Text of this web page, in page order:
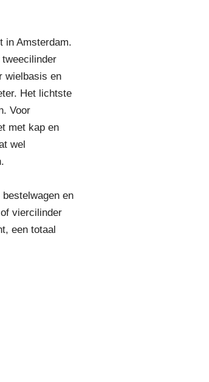
in Amsterdam.
wielbasis en
Het lichtste
Voor
met kap en
wel
en
viercilinder
een totaal